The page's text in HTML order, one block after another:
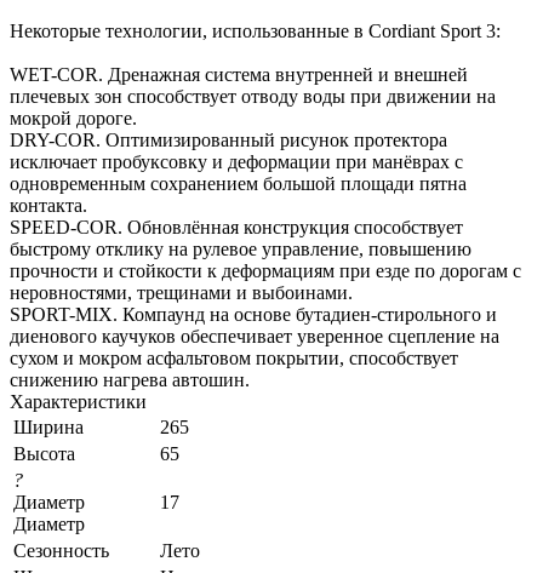
Некоторые технологии, использованные в Cordiant Sport 3:
WET-COR. Дренажная система внутренней и внешней
плечевых зон способствует отводу воды при движении на
мокрой дороге.
DRY-COR. Оптимизированный рисунок протектора
исключает пробуксовку и деформации при манёврах с
одновременным сохранением большой площади пятна
контакта.
SPEED-COR. Обновлённая конструкция способствует
быстрому отклику на рулевое управление, повышению
прочности и стойкости к деформациям при езде по дорогам с
неровностями, трещинами и выбоинами.
SPORT-MIX. Компаунд на основе бутадиен-стирольного и
диенового каучуков обеспечивает уверенное сцепление на
сухом и мокром асфальтовом покрытии, способствует
снижению нагрева автошин.
Характеристики
Ширина
265
Высота
65
?
Диаметр
Диаметр
17
Сезонность
Лето